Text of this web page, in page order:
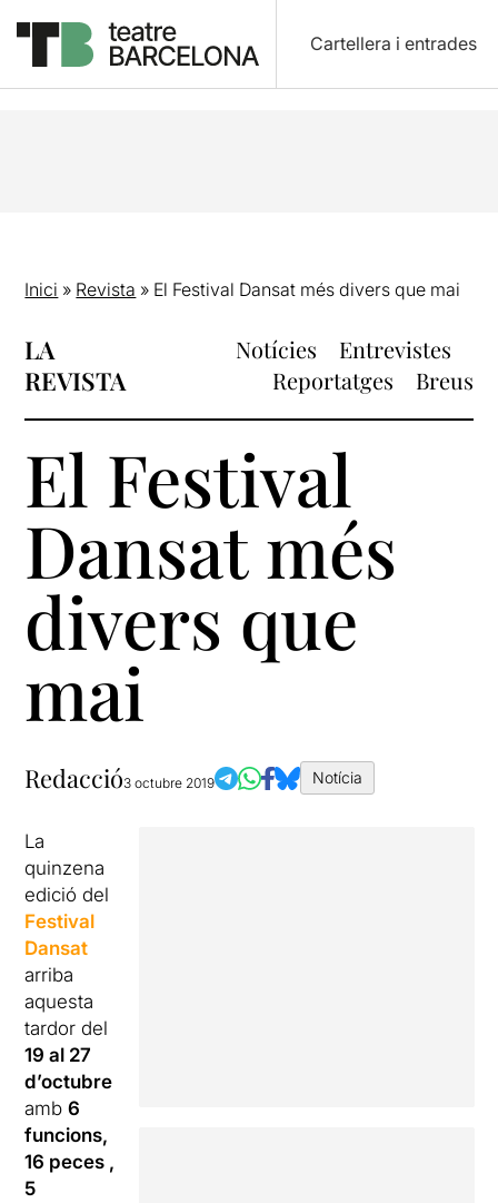
Cartellera i entrades
Inici » Revista » El Festival Dansat més divers que mai
LA
REVISTA
Notícies
Entrevistes
Reportatges
Breus
El Festival
Dansat més
divers que
mai
Redacció3 octubre 2019 Notícia
La
quinzena
edició del
Festival
Dansat
arriba
aquesta
tardor del
19 al 27
d’octubre
amb6
funcions,
16 peces ,
5